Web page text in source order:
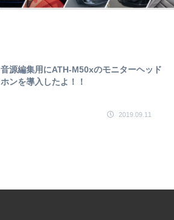
音源編集用にATH-M50xのモニターヘッド
ホンを導入したよ！！
2019.09.11